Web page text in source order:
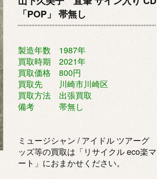
「POP」 帯無し
製造年数 1987年
買取時期 2021年
買取価格 800円
買取先 川崎市川崎区
買取方法 出張買取
備考 帯無し
ミュージシャン / アイドル ツアーグ
ッズ等の買取は「リサイクル eco楽マ
ート」におまかせください。